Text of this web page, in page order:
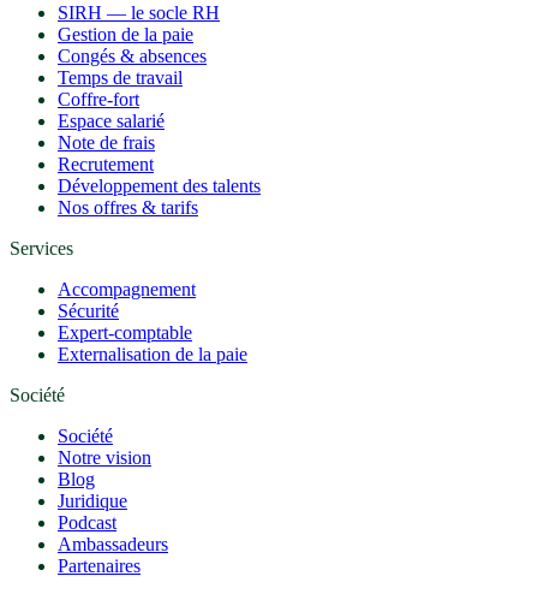
SIRH — le socle RH
Gestion de la paie
Congés & absences
Temps de travail
Coffre-fort
Espace salarié
Note de frais
Recrutement
Développement des talents
Nos offres & tarifs
Services
Accompagnement
Sécurité
Expert-comptable
Externalisation de la paie
Société
Société
Notre vision
Blog
Juridique
Podcast
Ambassadeurs
Partenaires